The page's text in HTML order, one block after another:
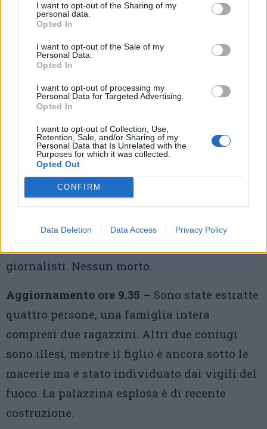
I want to opt-out of the Sharing of my
personal data.
Opted In
I want to opt-out of the Sale of my
Personal Data.
Opted In
I want to opt-out of processing my
Personal Data for Targeted Advertising.
Opted In
I want to opt-out of Collection, Use,
Retention, Sale, and/or Sharing of my
Personal Data that Is Unrelated with the
Purposes for which it was collected.
Opted Out
CONFIRM
Data Deletion Data Access Privacy Policy
Aggiornamento ore 9.50 –Manuela Zoni, la
nostra collaboratrice sul posto, segnala che
le persone coinvolte sono state estratte tutte,
vive. Cinque adulti e due bimbi, quest'ultimi
sono rimasti ustionati. Forze dell'ordine e
giornalisti. Nessun morto.
Aggiornamento ore 9.35 – Sono state estratte
quattro persone, una famiglia intera
compresi due ragazzini. Altri due coniugi
sono illesi, mentre il figlio è ancora sotto le
macerie ma è stato individuato dai vigili del
fuoco. La palazzina esplosa è di recente
costruzione.